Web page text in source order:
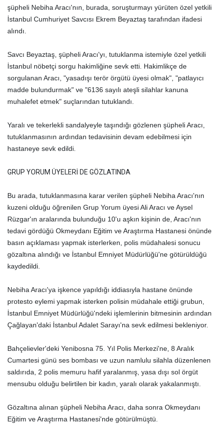
şüpheli Nebiha Aracı'nın, burada, soruşturmayı yürüten özel yetkili
İstanbul Cumhuriyet Savcısı Ekrem Beyaztaş tarafından ifadesi
alındı.
Savcı Beyaztaş, şüpheli Aracı'yı, tutuklanma istemiyle özel yetkili
İstanbul nöbetçi sorgu hakimliğine sevk etti. Hakimlikçe de
sorgulanan Aracı, "yasadışı terör örgütü üyesi olmak", "patlayıcı
madde bulundurmak" ve "6136 sayılı ateşli silahlar kanuna
muhalefet etmek" suçlarından tutuklandı.
Yaralı ve tekerlekli sandalyeyle taşındığı gözlenen şüpheli Aracı,
tutuklanmasının ardından tedavisinin devam edebilmesi için
hastaneye sevk edildi.
GRUP YORUM ÜYELERİ DE GÖZLATINDA
Bu arada, tutuklanmasına karar verilen şüpheli Nebiha Aracı'nın
kuzeni olduğu öğrenilen Grup Yorum üyesi Ali Aracı ve Aysel
Rüzgar'ın aralarında bulunduğu 10'u aşkın kişinin de, Aracı'nın
tedavi gördüğü Okmeydanı Eğitim ve Araştırma Hastanesi önünde
basın açıklaması yapmak isterlerken, polis müdahalesi sonucu
gözaltına alındığı ve İstanbul Emniyet Müdürlüğü'ne götürüldüğü
kaydedildi.
Nebiha Aracı'ya işkence yapıldığı iddiasıyla hastane önünde
protesto eylemi yapmak isterken polisin müdahale ettiği grubun,
İstanbul Emniyet Müdürlüğü'ndeki işlemlerinin bitmesinin ardından
Çağlayan'daki İstanbul Adalet Sarayı'na sevk edilmesi bekleniyor.
Bahçelievler'deki Yenibosna 75. Yıl Polis Merkezi'ne, 8 Aralık
Cumartesi günü ses bombası ve uzun namlulu silahla düzenlenen
saldırıda, 2 polis memuru hafif yaralanmış, yasa dışı sol örgüt
mensubu olduğu belirtilen bir kadın, yaralı olarak yakalanmıştı.
Gözaltına alınan şüpheli Nebiha Aracı, daha sonra Okmeydanı
Eğitim ve Araştırma Hastanesi'nde götürülmüştü.